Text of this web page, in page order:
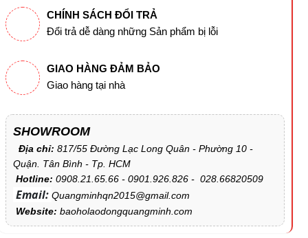
CHÍNH SÁCH ĐỔI TRẢ
Đổi trả dễ dàng những Sản phẩm bị lỗi
GIAO HÀNG ĐẢM BẢO
Giao hàng tại nhà
SHOWROOM
Địa chỉ: 817/55 Đường Lạc Long Quân - Phường 10 -
Quận. Tân Bình - Tp. HCM
Hotline: 0908.21.65.66 - 0901.926.826 - 028.66820509
Email: Quangminhqn2015@gmail.com
Website: baoholaodongquangminh.com